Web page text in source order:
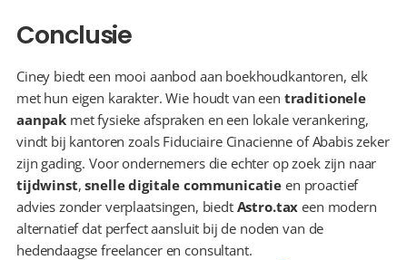
Conclusie
Ciney biedt een mooi aanbod aan boekhoudkantoren, elk
met hun eigen karakter. Wie houdt van een traditionele
aanpak met fysieke afspraken en een lokale verankering,
vindt bij kantoren zoals Fiduciaire Cinacienne of Ababis zeker
tijdwinst, snelle digitale communicatie en proactief
advies zonder verplaatsingen, biedt Astro.tax een modern
alternatief dat perfect aansluit bij de noden van de
hedendaagse freelancer en consultant.